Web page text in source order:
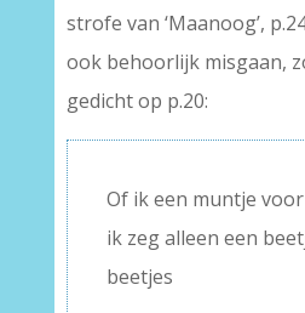
strofe van ‘Maanoog’,
ook behoorlijk misgaan,
gedicht op p.20:
Of ik een muntje
ik zeg alleen een
beetjes